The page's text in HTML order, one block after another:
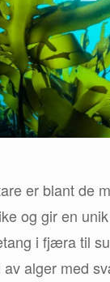
er blant de
og gir en
i fjæra til
av alger med